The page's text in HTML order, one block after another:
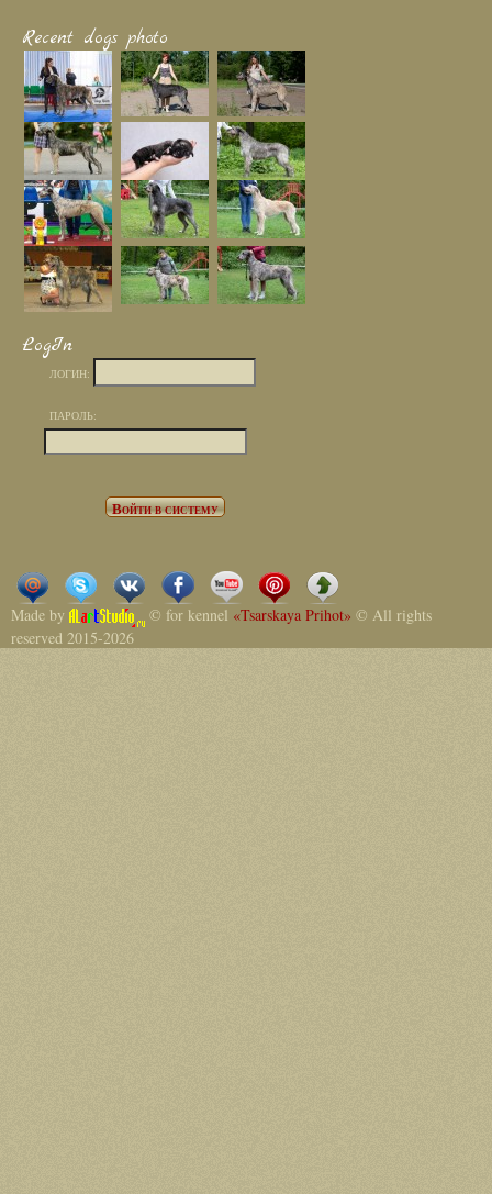
Recent dogs photo
LogIn
ЛОГИН:
ПАРОЛЬ:
Made by © for kennel «Tsarskaya Prihot» © All rights
reserved 2015-2026